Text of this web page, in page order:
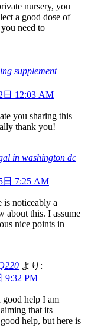
nursery, you
a good dose of
need to
supplement
日 12:03 AM
you sharing this
thank you!
in washington dc
日 7:25 AM
is noticeably a
about this. I assume
nice points in
より:
9:32 PM
help I am
that its
help, but here is